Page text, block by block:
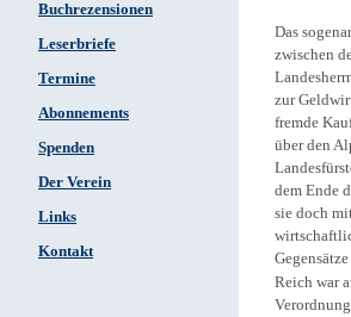
Buchrezensionen
Leserbriefe
Termine
Abonnements
Spenden
Der Verein
Links
Kontakt
Das
zwischen
zur
fremde
über den
dem Ende
sie doch
Reich war